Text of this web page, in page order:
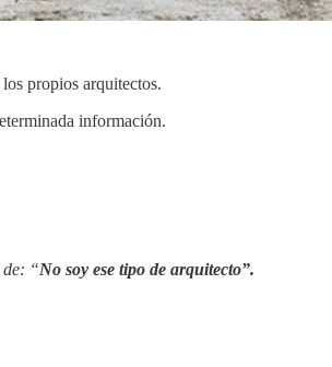
propios arquitectos.
información.
de: “No soy ese tipo de arquitecto”.